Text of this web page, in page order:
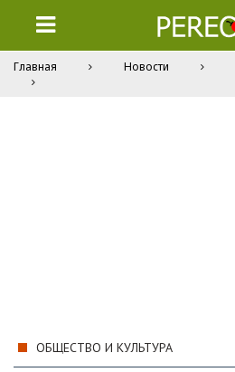
Главная Новости
ОБЩЕСТВО И КУЛЬТУРА